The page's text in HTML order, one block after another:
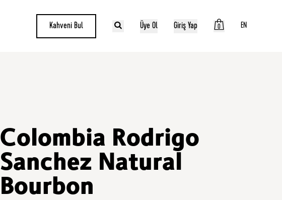
Kahveni Bul Üye Ol Giriş Yap 0 EN
Colombia Rodrigo
Sanchez Natural
Bourbon